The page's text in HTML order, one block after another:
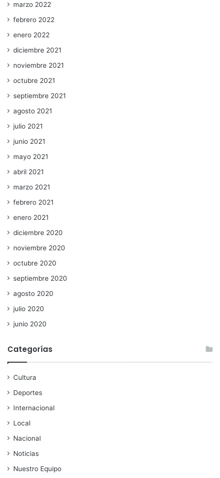
marzo 2022
febrero 2022
enero 2022
diciembre 2021
noviembre 2021
octubre 2021
septiembre 2021
agosto 2021
julio 2021
junio 2021
mayo 2021
abril 2021
marzo 2021
febrero 2021
enero 2021
diciembre 2020
noviembre 2020
octubre 2020
septiembre 2020
agosto 2020
julio 2020
junio 2020
Categorías
Cultura
Deportes
Internacional
Local
Nacional
Noticias
Nuestro Equipo